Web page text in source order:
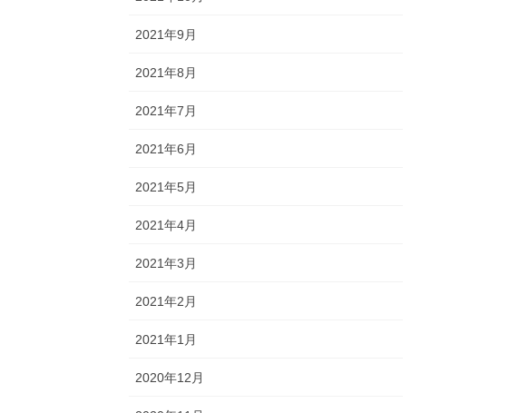
2021年9月
2021年8月
2021年7月
2021年6月
2021年5月
2021年4月
2021年3月
2021年2月
2021年1月
2020年12月